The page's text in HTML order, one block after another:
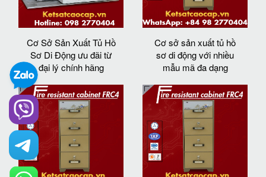
Cơ Sở Sản Xuất Tủ Hồ
Sơ Di Động ưu đãi từ
đại lý chính hãng
Cơ sở sản xuất tủ hồ
sơ di động với nhiều
mẫu mã đa dạng